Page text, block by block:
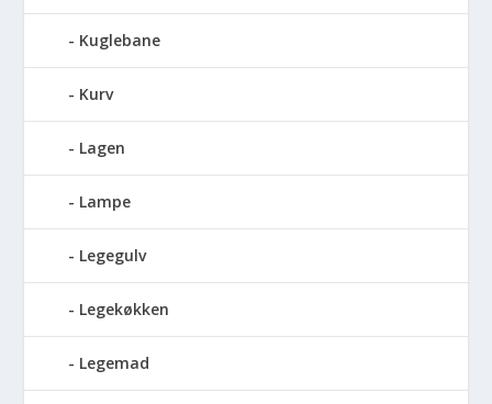
Kuglebane
Kurv
Lagen
Lampe
Legegulv
Legekøkken
Legemad